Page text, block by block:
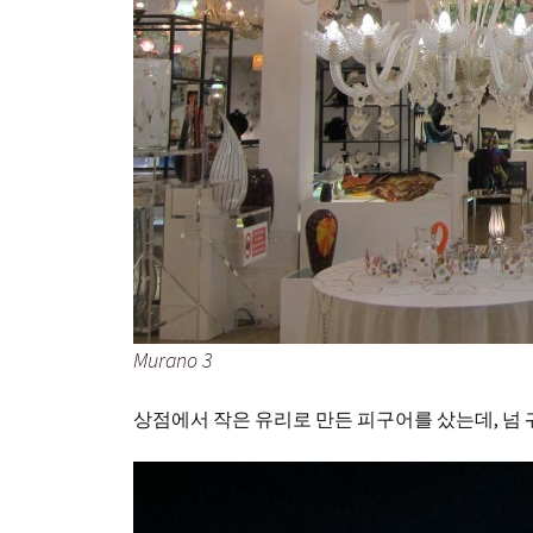
Murano 3
상점에서 작은 유리로 만든 피구어를 샀는데, 넘